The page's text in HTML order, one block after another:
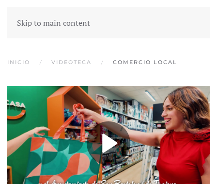
Skip to main content
INICIO VIDEOTECA COMERCIO LOCAL